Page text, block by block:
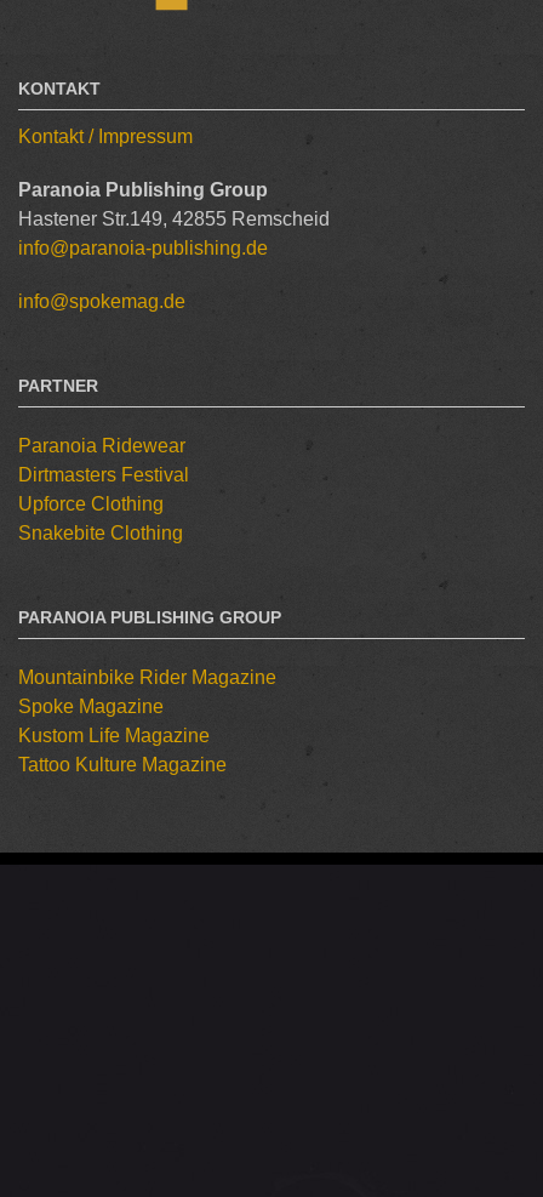
KONTAKT
Kontakt / Impressum
Paranoia Publishing Group
Hastener Str.149, 42855 Remscheid
info@paranoia-publishing.de
info@spokemag.de
PARTNER
Paranoia Ridewear
Dirtmasters Festival
Upforce Clothing
Snakebite Clothing
PARANOIA PUBLISHING GROUP
Mountainbike Rider Magazine
Spoke Magazine
Kustom Life Magazine
Tattoo Kulture Magazine